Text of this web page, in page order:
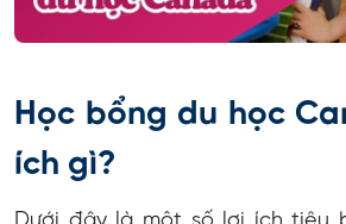
Chương trình học bổng thạc sĩ,
Chi phí nộp hồ sơ xin học bổng
Học bổng du học
ích gì?